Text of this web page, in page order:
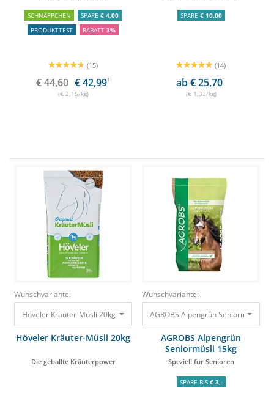
SCHNÄPPCHEN SPARE € 4,00
PRODUKTTEST
RABATT 3%
(15)
€ 44,60 € 42,991
(€ 2,15/kg)
SPARE € 10,00
(14)
ab € 25,701
(€ 1,33/kg)
Wunschvariante:
Höveler Kräuter-Müsli 20kg Die geballte Kräuterpower 29,60 €
Höveler Kräuter-Müsli 20kg
Die geballte Kräuterpower
Wunschvariante:
AGROBS Alpengrün Seniormüsli
AGROBS Alpengrün
Seniormüsli 15kg
Speziell für Senioren
SPARE BIS € 3,-